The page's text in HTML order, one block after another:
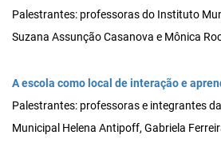
Palestrantes: professoras do Instituto
Suzana Assunção Casanova e Mônica
A escola como local de interação e
Palestrantes: professoras e integrantes
Municipal Helena Antipoff, Gabriela